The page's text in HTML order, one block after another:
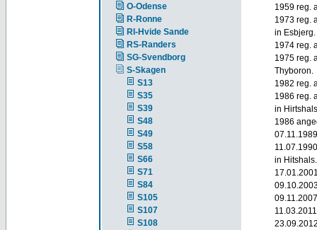
O-Odense
R-Ronne
RI-Hvide Sande
RS-Randers
SG-Svendborg
S-Skagen
S13
S35
S39
S48
S49
S58
S66
S71
S84
S105
S107
S108
1959 reg.
1973 reg.
in Esbjerg.
1974 reg.
1975 reg.
Thyboron.
1982 reg.
1986 reg.
in
1986
in Hitshals.